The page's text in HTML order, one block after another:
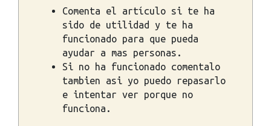
Comenta el artículo si te ha
sido de utilidad y te ha
funcionado para que pueda
ayudar a mas personas.
Si no ha funcionado comentalo
tambien asi yo puedo repasarlo
e intentar ver porque no
funciona.